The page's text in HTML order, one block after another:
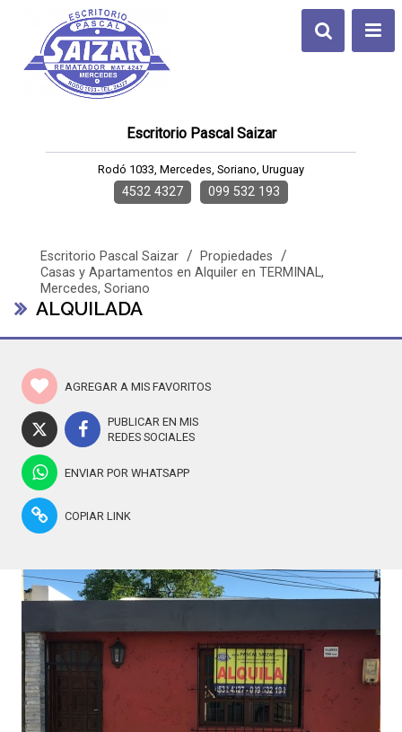
Escritorio Pascal Saizar
Rodó 1033, Mercedes, Soriano, Uruguay
4532 4327 099 532 193
Escritorio Pascal Saizar / Propiedades /
Casas y Apartamentos en Alquiler en TERMINAL,
Mercedes, Soriano
ALQUILADA
AGREGAR A MIS FAVORITOS
PUBLICAR EN MIS
REDES SOCIALES
ENVIAR POR WHATSAPP
COPIAR LINK